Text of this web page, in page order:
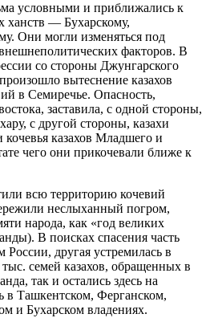
условными и приближались к
ханств — Бухарскому,
Они могли изменяться под
факторов. В
со стороны Джунгарского
вытеснение казахов
в Семиречье. Опасность,
заставила, с одной стороны,
с другой стороны, казахи
казахов Младшего и
чего они прикочевали ближе к
всю территорию кочевий
неслыханный погром,
народа, как «год великих
В поисках спасения часть
России, другая устремилась в
семей казахов, обращенных в
так и остались здесь на
в Ташкентском, Ферганском,
и Бухарском владениях.